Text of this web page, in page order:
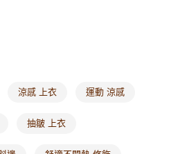
上)免運費
涼感 上衣 運動 涼感
抽皺 上衣